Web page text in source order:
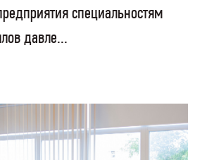
специальностям
давле...